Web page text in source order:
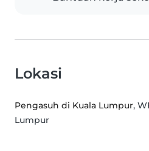
Lokasi
Pengasuh di Kuala Lumpur,
Lumpur